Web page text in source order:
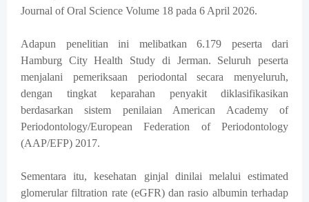
Journal of Oral Science Volume 18 pada 6 April 2026.
Adapun penelitian ini melibatkan 6.179 peserta dari
Hamburg City Health Study di Jerman. Seluruh peserta
menjalani pemeriksaan periodontal secara menyeluruh,
dengan tingkat keparahan penyakit diklasifikasikan
berdasarkan sistem penilaian American Academy of
Periodontology/European Federation of Periodontology
(AAP/EFP) 2017.
Sementara itu, kesehatan ginjal dinilai melalui estimated
glomerular filtration rate (eGFR) dan rasio albumin terhadap